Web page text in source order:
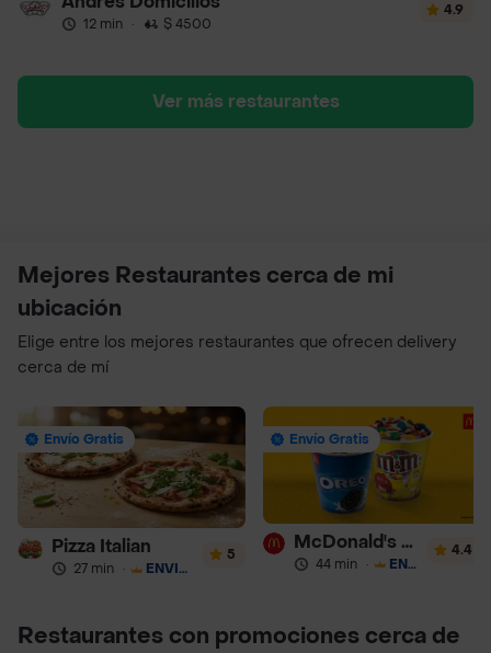
12 min · $ 4500
4.9
Ver más restaurantes
Mejores Restaurantes cerca de mi
ubicación
Elige entre los mejores restaurantes que ofrecen delivery
cerca de mí
Envío Gratis
Pizza Italian
27 min · ENVÍO GRATIS
5
Envío Gratis
McDonald's Postres
44 min · ENVÍO GRATIS
4.4
Restaurantes con promociones cerca de